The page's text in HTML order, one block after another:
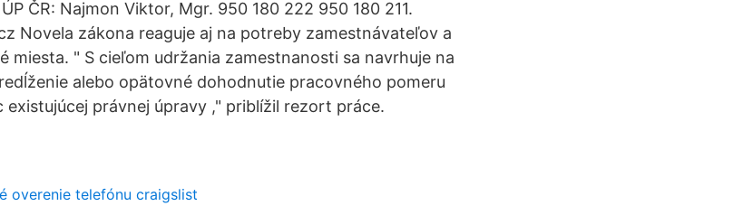
ČR: Najmon Viktor, Mgr. 950 180 222 950 180 211.
Novela zákona reaguje aj na potreby zamestnávateľov a
miesta. " S cieľom udržania zamestnanosti sa navrhuje na
alebo opätovné dohodnutie pracovného pomeru
existujúcej právnej úpravy ," priblížil rezort práce.
overenie telefónu craigslist